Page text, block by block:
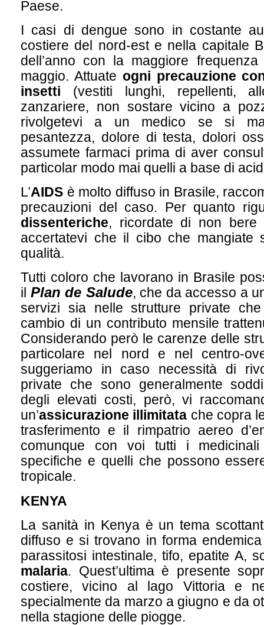
Paese.
I casi di dengue sono in costante
costiere del nord-est e nella capitale
dell’anno con la maggiore
maggio. Attuate ogni precauzione
insetti (vestiti lunghi, repellenti,
zanzariere, non sostare vicino a
rivolgetevi a un medico se si
pesantezza, dolore di testa, dolori
assumete farmaci prima di aver
particolar modo mai quelli a base di
L’AIDS è molto diffuso in Brasile,
precauzioni del caso. Per quanto
dissenteriche, ricordate di non bere
accertatevi che il cibo che mangiate
qualità.
Tutti coloro che lavorano in Brasile
il Plan de Salude, che da accesso a
servizi sia nelle strutture private
cambio di un contributo mensile
Considerando però le carenze delle
particolare nel nord e nel centro-
suggeriamo in caso necessità di
private che sono generalmente
degli elevati costi, però, vi
un’assicurazione illimitata che copra
trasferimento e il rimpatrio aereo
comunque con voi tutti i
specifiche e quelli che possono
tropicale.
KENYA
La sanità in Kenya è un tema
diffuso e si trovano in forma
parassitosi intestinale, tifo, epatite A,
malaria. Quest’ultima è presente
costiere, vicino al lago Vittoria e
specialmente da marzo a giugno e da
nella stagione delle piogge.